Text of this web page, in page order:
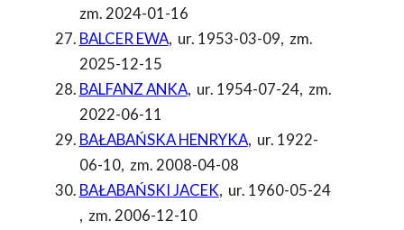
zm. 2024-01-16
BALCER EWA, ur. 1953-03-09, zm.
2025-12-15
BALFANZ ANKA, ur. 1954-07-24, zm.
2022-06-11
BAŁABAŃSKA HENRYKA, ur. 1922-
06-10, zm. 2008-04-08
BAŁABAŃSKI JACEK, ur. 1960-05-24
, zm. 2006-12-10